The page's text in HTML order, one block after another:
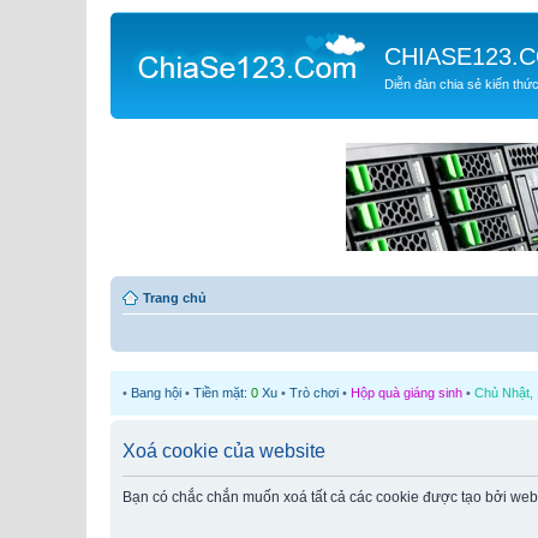
Diễn đàn chia sẻ kiến thức
Trang chủ
• Bang hội • Tiền mặt: 0 Xu • Trò chơi • Hộp quà giáng sinh • Chủ Nhật,
Xoá cookie của website
Bạn có chắc chắn muốn xoá tất cả các cookie được tạo bởi